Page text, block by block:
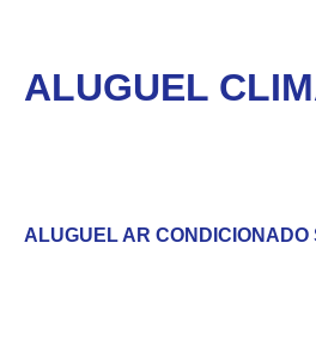
ALUGUEL
ALUGUEL AR CONDICIONADO